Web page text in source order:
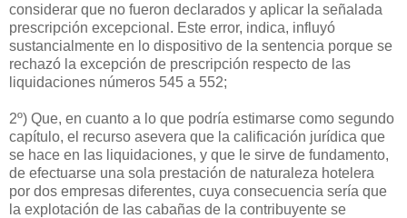
considerar que no fueron declarados y aplicar la señalada
prescripción excepcional. Este error, indica, influyó
sustancialmente en lo dispositivo de la sentencia porque se
rechazó la excepción de prescripción respecto de las
liquidaciones números 545 a 552;
2º) Que, en cuanto a lo que podría estimarse como segundo
capítulo, el recurso asevera que la calificación jurídica que
se hace en las liquidaciones, y que le sirve de fundamento,
de efectuarse una sola prestación de naturaleza hotelera
por dos empresas diferentes, cuya consecuencia sería que
la explotación de las cabañas de la contribuyente se